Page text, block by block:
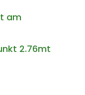
am
2.76mt